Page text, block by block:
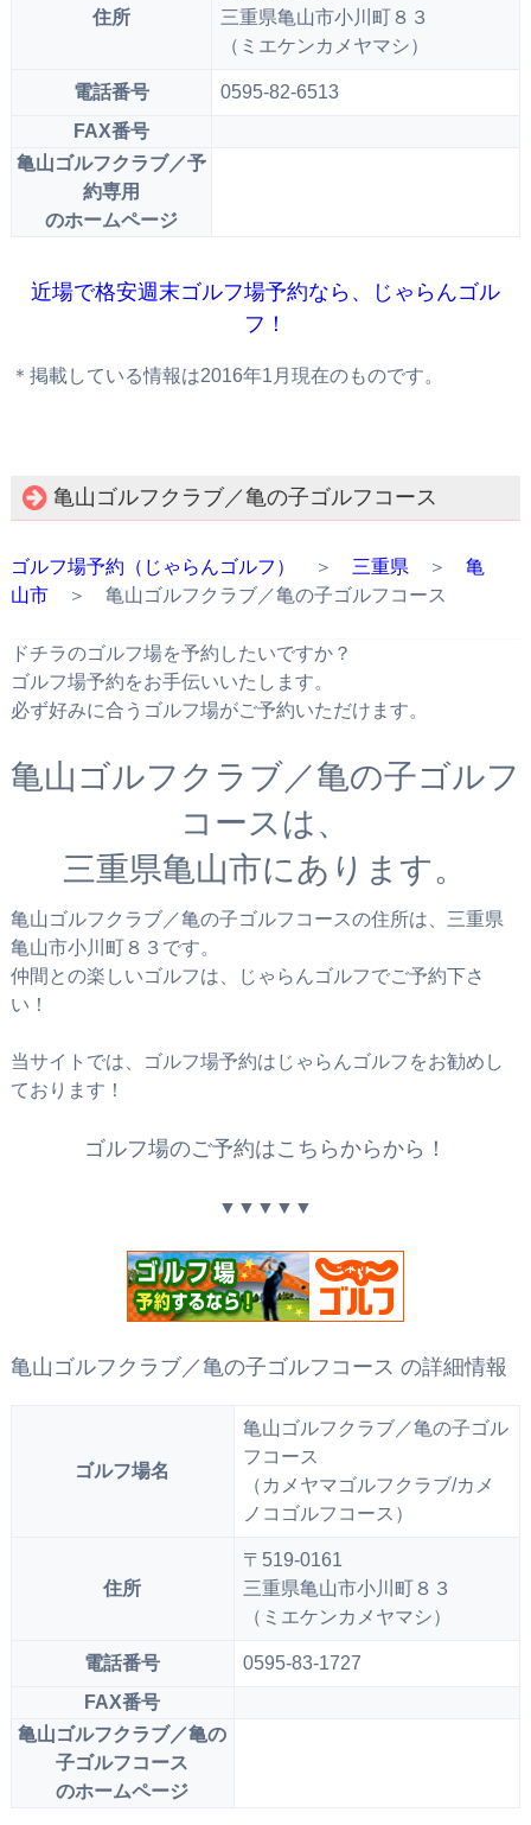
住所
三重県亀山市小川町８３
（ミエケンカメヤマシ）
電話番号
0595-82-6513
FAX番号
亀山ゴルフクラブ／予
約専用
のホームページ
近場で格安週末ゴルフ場予約なら、じゃらんゴル
フ！
＊掲載している情報は2016年1月現在のものです。
亀山ゴルフクラブ／亀の子ゴルフコース
ゴルフ場予約（じゃらんゴルフ） ＞ 三重県 ＞ 亀
山市＞ 亀山ゴルフクラブ／亀の子ゴルフコース
ドチラのゴルフ場を予約したいですか？
ゴルフ場予約をお手伝いいたします。
必ず好みに合うゴルフ場がご予約いただけます。
亀山ゴルフクラブ／亀の子ゴルフ
コースは、
三重県亀山市にあります。
亀山ゴルフクラブ／亀の子ゴルフコースの住所は、三重県
亀山市小川町８３です。
仲間との楽しいゴルフは、じゃらんゴルフでご予約下さ
い！
当サイトでは、ゴルフ場予約はじゃらんゴルフをお勧めし
ております！
ゴルフ場のご予約はこちらからから！
▼▼▼▼▼
亀山ゴルフクラブ／亀の子ゴルフコース の詳細情報
ゴルフ場名
亀山ゴルフクラブ／亀の子ゴル
フコース
（カメヤマゴルフクラブ/カメ
ノコゴルフコース）
住所
〒519-0161
三重県亀山市小川町８３
（ミエケンカメヤマシ）
電話番号
0595-83-1727
FAX番号
亀山ゴルフクラブ／亀の
子ゴルフコース
のホームページ